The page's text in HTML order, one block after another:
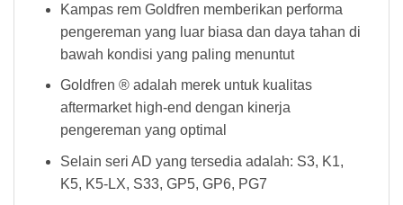
Kampas rem Goldfren memberikan performa
pengereman yang luar biasa dan daya tahan di
bawah kondisi yang paling menuntut
Goldfren ® adalah merek untuk kualitas
aftermarket high-end dengan kinerja
pengereman yang optimal
Selain seri AD yang tersedia adalah: S3, K1,
K5, K5-LX, S33, GP5, GP6, PG7